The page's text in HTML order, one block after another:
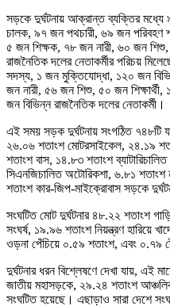
সড়কে দুর্ঘটনায় আক্রান্ত ব্যক্তির
চালক, ৯৭ জন পথচারী, ৬৯ জন পরিবহণ
৫ জন শিক্ষক, ৭৮ জন নারী, ৬০ জন শিশু,
রাজনৈতিক দলের নেতাকর্মীর পরিচয়
সদস্য, ১ জন মুক্তিযোদ্ধা, ১২০ জন
জন নারী, ৫৬ জন শিশু, ৫০ জন
জন বিভিন্ন রাজনৈতিক দলের নেতাকর্মী।
এই সময় সড়ক দুর্ঘটনায় সংগঠিত ৭৪৮টি
২৬.০৬ শতাংশ মোটরসাইকেল, ২৪.১৯
শতাংশ বাস, ১৪.৮৩ শতাংশ
সিএনজিচালিত অটোরিকশা, ৬.৮১ শতাংশ
শতাংশ কার-জিপ-মাইক্রোবাস সড়কে
সংঘটিত মোট দুর্ঘটনার ৪৮.২২ শতাংশ
সংঘর্ষ, ১৯.৯৬ শতাংশ নিয়ন্ত্রণ হারিয়ে
ওড়না পেঁচিয়ে ০.৫৯ শতাংশ, এবং ০.৭৯
দুর্ঘটনার ধরন বিশ্লেষণে দেখা যায়, এই
জাতীয় মহাসড়কে, ২৯.২৪ শতাংশ
সংঘটিত হয়েছে। এছাড়াও সারা দেশে